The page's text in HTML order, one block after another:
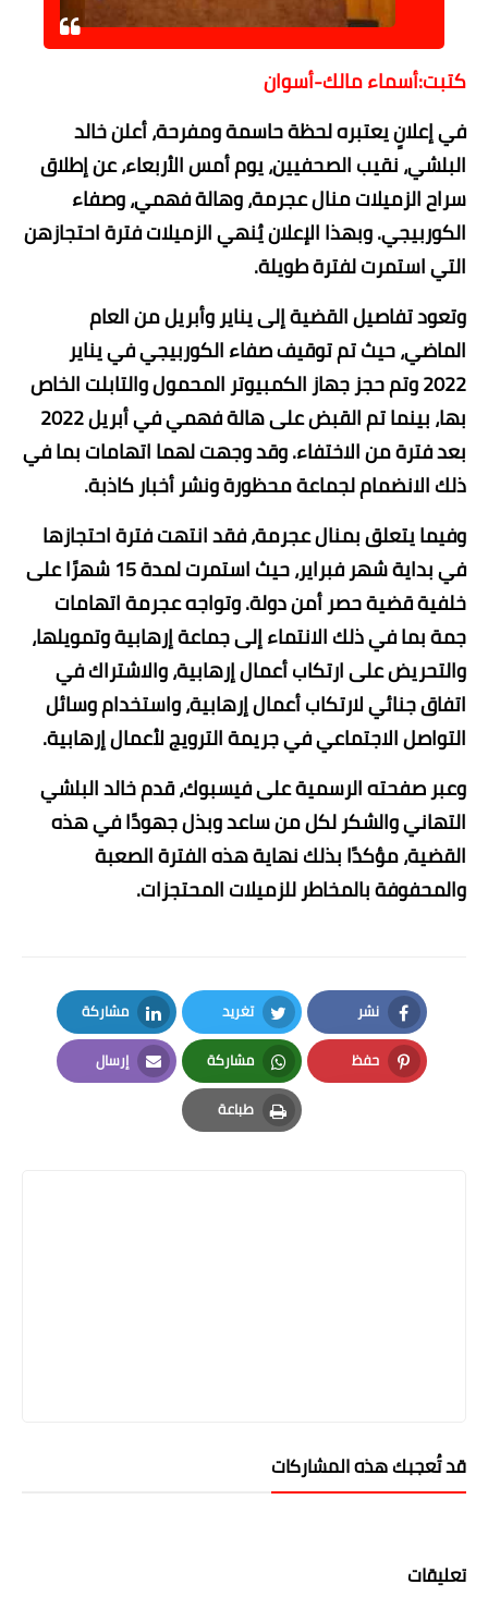
حوادث وقضايا
الصحه والجمال
فن المطبخ
مقالات
كتبت:أسماء مالك-أسوان
في إعلانٍ يعتبره لحظة حاسمة ومفرحة، أعلن خالد
البلشي، نقيب الصحفيين، يوم أمس الأربعاء، عن إطلاق
سراح الزميلات منال عجرمة، وهالة فهمي، وصفاء
الكوربيجي. وبهذا الإعلان يُنهي الزميلات فترة احتجازهن
التي استمرت لفترة طويلة.
وتعود تفاصيل القضية إلى يناير وأبريل من العام
الماضي، حيث تم توقيف صفاء الكوربيجي في يناير
2022 وتم حجز جهاز الكمبيوتر المحمول والتابلت الخاص
بها، بينما تم القبض على هالة فهمي في أبريل 2022
بعد فترة من الاختفاء. وقد وجهت لهما اتهامات بما في
ذلك الانضمام لجماعة محظورة ونشر أخبار كاذبة.
وفيما يتعلق بمنال عجرمة، فقد انتهت فترة احتجازها
في بداية شهر فبراير، حيث استمرت لمدة 15 شهرًا على
خلفية قضية حصر أمن دولة. وتواجه عجرمة اتهامات
جمة بما في ذلك الانتماء إلى جماعة إرهابية وتمويلها،
والتحريض على ارتكاب أعمال إرهابية، والاشتراك في
اتفاق جنائي لارتكاب أعمال إرهابية، واستخدام وسائل
التواصل الاجتماعي في جريمة الترويج لأعمال إرهابية.
وعبر صفحته الرسمية على فيسبوك، قدم خالد البلشي
التهاني والشكر لكل من ساعد وبذل جهودًا في هذه
القضية، مؤكدًا بذلك نهاية هذه الفترة الصعبة
والمحفوفة بالمخاطر للزميلات المحتجزات.
نشر
Facebook
تغريد
Twitter
مشاركة
LinkedIn
حفظ
Pinterest
مشاركة
Whatsapp
إرسال
Email
طباعة
Print
قد تُعجبك هذه المشاركات
تعليقات